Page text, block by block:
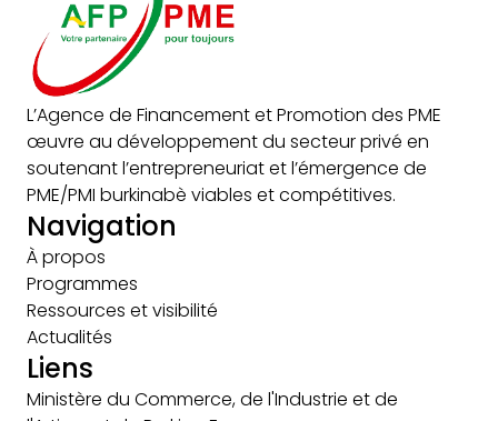
L’Agence de Financement et Promotion des PME
œuvre au développement du secteur privé en
soutenant l’entrepreneuriat et l’émergence de
PME/PMI burkinabè viables et compétitives.
Navigation
À propos
Programmes
Ressources et visibilité
Actualités
Liens
Ministère du Commerce, de l'Industrie et de